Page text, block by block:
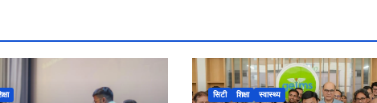
सिटी शिक्षा स्वास्थ्य